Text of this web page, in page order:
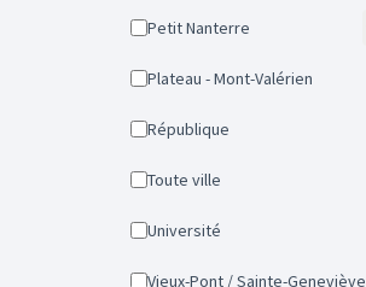
Petit Nanterre
Plateau - Mont-Valérien
République
Toute ville
Université
Vieux-Pont / Sainte-Geneviève